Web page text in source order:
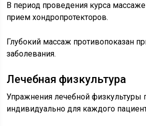
В период проведения курса
прием хондропротекторов.
Глубокий массаж противопоказан
заболевания.
Лечебная физкультура
Упражнения лечебной физкультуры
индивидуально для каждого